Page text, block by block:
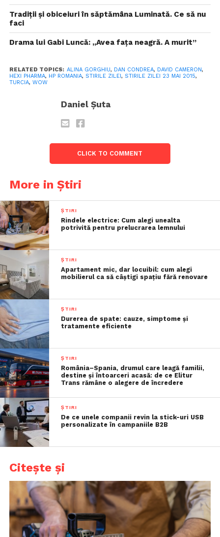
Tradiții și obiceiuri în săptămâna Luminată. Ce să nu
faci
Drama lui Gabi Luncă: „Avea faţa neagră. A murit”
RELATED TOPICS: ALINA GORGHIU, DAN CONDREA, DAVID CAMERON,
HEXI PHARMA, HP ROMANIA, STIRILE ZILEI, STIRILE ZILEI 23 MAI 2015,
TURCIA, WOW
Daniel Șuta
CLICK TO COMMENT
More in Știri
ȘTIRI
Rindele electrice: Cum alegi unealta
potrivită pentru prelucrarea lemnului
ȘTIRI
Apartament mic, dar locuibil: cum alegi
mobilierul ca să câștigi spațiu fără renovare
ȘTIRI
Durerea de spate: cauze, simptome și
tratamente eficiente
ȘTIRI
România–Spania, drumul care leagă familii,
destine și întoarceri acasă: de ce Elitur
Trans rămâne o alegere de încredere
ȘTIRI
De ce unele companii revin la stick-uri USB
personalizate în campaniile B2B
Citește și